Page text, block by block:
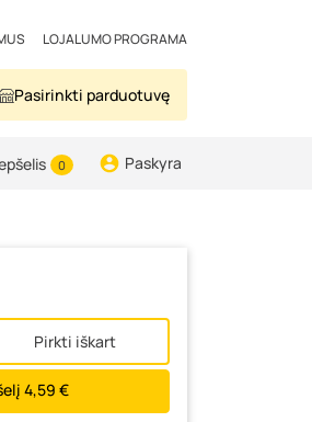
LOJALUMO PROGRAMA
Pasirinkti parduotuvę
0 Paskyra
Pirkti iškart
4,59 €